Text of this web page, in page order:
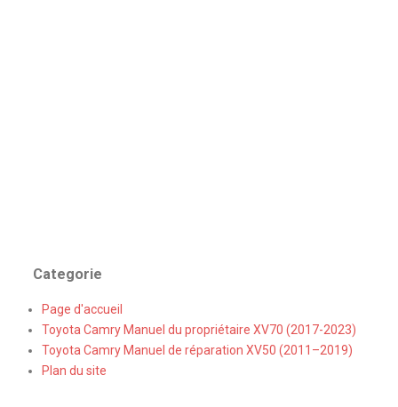
Categorie
Page d'accueil
Toyota Camry Manuel du propriétaire XV70 (2017-2023)
Toyota Camry Manuel de réparation XV50 (2011–2019)
Plan du site